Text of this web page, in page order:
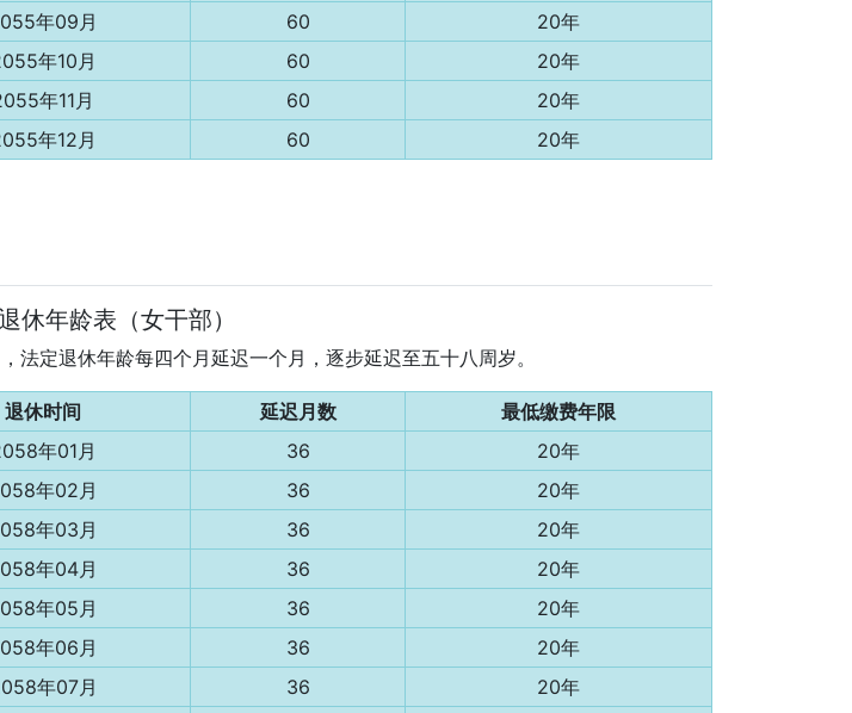
年09月 60
20年
年10月 60
20年
年11月 60
20年
年12月 60 20年
休年龄表（女干部）
定退休年龄每四个月延迟一个月，逐步延迟至五十八周岁。
退休时间 延迟月数
最低缴费年限
年01月 36
20年
年02月 36
20年
年03月 36
20年
年04月 36
20年
年05月 36
20年
年06月 36
20年
年07月 36
20年